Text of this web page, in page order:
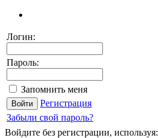
Логин:
Пароль:
Запомнить меня
Регистрация
Забыли свой пароль?
Войдите без регистрации, используя: